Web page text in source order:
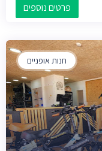
פרטים נוספים
חנות אופניים